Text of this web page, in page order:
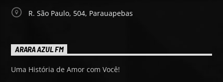
R. São Paulo, 504, Parauapebas
ARARA AZUL FM
Uma História de Amor com Você!